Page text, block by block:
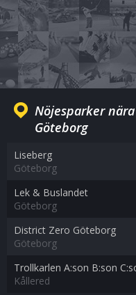
Nöjesparker
Göteborg
Liseberg
Göteborg
Lek & Buslandet
Göteborg
District Zero Göteborg
Göteborg
Trollkarlen A:son B:son
Kållered